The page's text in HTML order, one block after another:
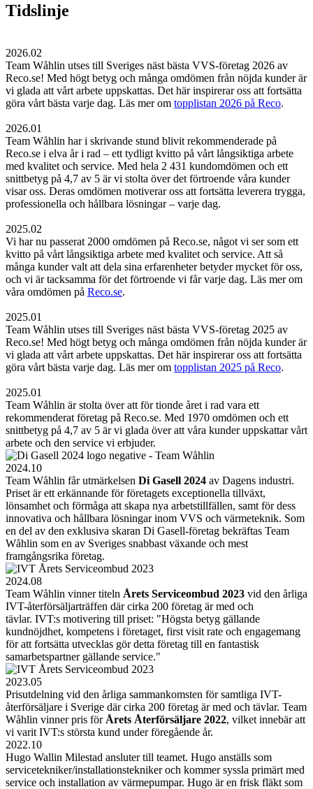
Tidslinje
2026.02
Team Wåhlin utses till Sveriges näst bästa VVS-företag 2026 av
Reco.se! Med högt betyg och många omdömen från nöjda kunder är
vi glada att vårt arbete uppskattas. Det här inspirerar oss att fortsätta
göra vårt bästa varje dag. Läs mer om topplistan 2026 på Reco.
2026.01
Team Wåhlin har i skrivande stund blivit rekommenderade på
Reco.se i elva år i rad – ett tydligt kvitto på vårt långsiktiga arbete
med kvalitet och service. Med hela 2 431 kundomdömen och ett
snittbetyg på 4,7 av 5 är vi stolta över det förtroende våra kunder
visar oss. Deras omdömen motiverar oss att fortsätta leverera trygga,
professionella och hållbara lösningar – varje dag.
2025.02
Vi har nu passerat 2000 omdömen på Reco.se, något vi ser som ett
kvitto på vårt långsiktiga arbete med kvalitet och service. Att så
många kunder valt att dela sina erfarenheter betyder mycket för oss,
och vi är tacksamma för det förtroende vi får varje dag. Läs mer om
våra omdömen på Reco.se.
2025.01
Team Wåhlin utses till Sveriges näst bästa VVS-företag 2025 av
Reco.se! Med högt betyg och många omdömen från nöjda kunder är
vi glada att vårt arbete uppskattas. Det här inspirerar oss att fortsätta
göra vårt bästa varje dag. Läs mer om topplistan 2025 på Reco.
2025.01
Team Wåhlin är stolta över att för tionde året i rad vara ett
rekommenderat företag på Reco.se. Med 1970 omdömen och ett
snittbetyg på 4,7 av 5 är vi glada över att våra kunder uppskattar vårt
arbete och den service vi erbjuder.
2024.10
Team Wåhlin får utmärkelsen Di Gasell 2024 av Dagens industri.
Priset är ett erkännande för företagets exceptionella tillväxt,
lönsamhet och förmåga att skapa nya arbetstillfällen, samt för dess
innovativa och hållbara lösningar inom VVS och värmeteknik. Som
en del av den exklusiva skaran Di Gasell-företag bekräftas Team
Wåhlin som en av Sveriges snabbast växande och mest
framgångsrika företag.
2024.08
Team Wåhlin vinner titeln Årets Serviceombud 2023 vid den årliga
IVT-återförsäljarträffen där cirka 200 företag är med och
tävlar. IVT:s motivering till priset: "Högsta betyg gällande
kundnöjdhet, kompetens i företaget, first visit rate och engagemang
för att fortsätta utvecklas gör detta företag till en fantastisk
samarbetspartner gällande service."
2023.05
Prisutdelning vid den årliga sammankomsten för samtliga IVT-
återförsäljare i Sverige där cirka 200 företag är med och tävlar. Team
Wåhlin vinner pris för Årets Återförsäljare 2022, vilket innebär att
vi varit IVT:s största kund under föregående år.
2022.10
Hugo Wallin Milestad ansluter till teamet. Hugo anställs som
servicetekniker/installationstekniker och kommer syssla primärt med
service och installation av värmepumpar. Hugo är en frisk fläkt som